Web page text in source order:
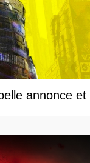
annonce et